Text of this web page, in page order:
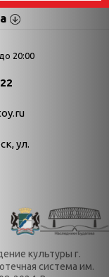
в истории
День в истории.
День в истории.
Декабрь
День в истории.
Июль
20:00
ул.
культуры г.
система им.